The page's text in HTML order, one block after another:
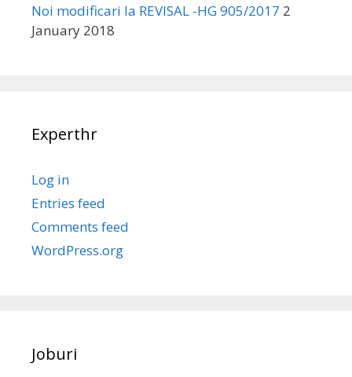
Noi modificari la REVISAL -HG 905/2017 2
January 2018
Experthr
Log in
Entries feed
Comments feed
WordPress.org
Joburi